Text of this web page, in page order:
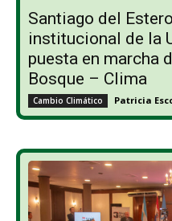
Santiago del
institucional de la
puesta en marcha
Bosque – Clima
Cambio Climático Patricia